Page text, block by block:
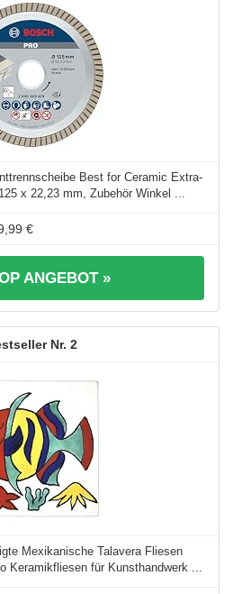
Best for Ceramic Extra-
x 22,23 mm, Zubehör Winkel ...
€
ANGEBOT »
2
Mexikanische Talavera Fliesen
Keramikfliesen für Kunsthandwerk ...